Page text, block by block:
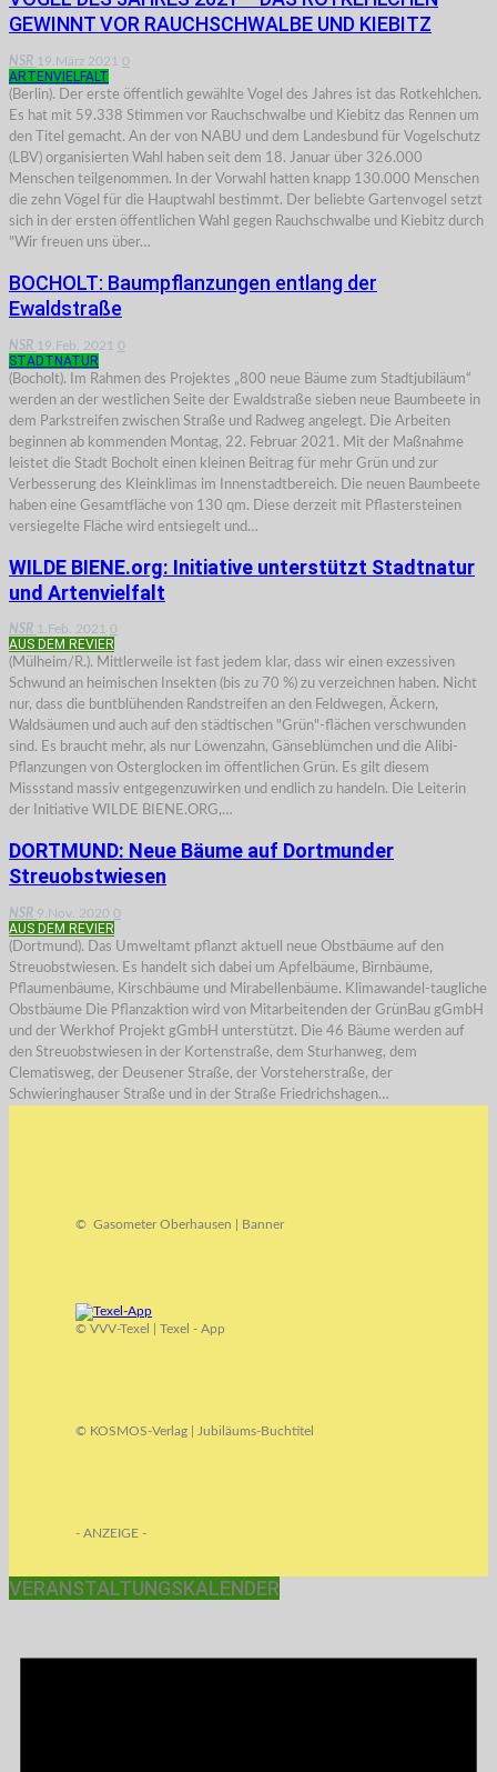
GEWINNT VOR RAUCHSCHWALBE UND KIEBITZ
NSR 19.März 2021 0
ARTENVIELFALT
(Berlin). Der erste öffentlich gewählte Vogel des Jahres ist das Rotkehlchen.
Es hat mit 59.338 Stimmen vor Rauchschwalbe und Kiebitz das Rennen um
den Titel gemacht. An der von NABU und dem Landesbund für Vogelschutz
(LBV) organisierten Wahl haben seit dem 18. Januar über 326.000
Menschen teilgenommen. In der Vorwahl hatten knapp 130.000 Menschen
die zehn Vögel für die Hauptwahl bestimmt. Der beliebte Gartenvogel setzt
sich in der ersten öffentlichen Wahl gegen Rauchschwalbe und Kiebitz durch
"Wir freuen uns über…
BOCHOLT: Baumpflanzungen entlang der
Ewaldstraße
NSR 19.Feb. 2021 0
STADTNATUR
(Bocholt). Im Rahmen des Projektes „800 neue Bäume zum Stadtjubiläum“
werden an der westlichen Seite der Ewaldstraße sieben neue Baumbeete in
dem Parkstreifen zwischen Straße und Radweg angelegt. Die Arbeiten
beginnen ab kommenden Montag, 22. Februar 2021. Mit der Maßnahme
leistet die Stadt Bocholt einen kleinen Beitrag für mehr Grün und zur
Verbesserung des Kleinklimas im Innenstadtbereich. Die neuen Baumbeete
haben eine Gesamtfläche von 130 qm. Diese derzeit mit Pflastersteinen
versiegelte Fläche wird entsiegelt und…
WILDE BIENE.org: Initiative unterstützt Stadtnatur
und Artenvielfalt
NSR 1.Feb. 2021 0
AUS DEM REVIER
(Mülheim/R.). Mittlerweile ist fast jedem klar, dass wir einen exzessiven
Schwund an heimischen Insekten (bis zu 70 %) zu verzeichnen haben. Nicht
nur, dass die buntblühenden Randstreifen an den Feldwegen, Äckern,
Waldsäumen und auch auf den städtischen "Grün"-flächen verschwunden
sind. Es braucht mehr, als nur Löwenzahn, Gänseblümchen und die Alibi-
Pflanzungen von Osterglocken im öffentlichen Grün. Es gilt diesem
Missstand massiv entgegenzuwirken und endlich zu handeln. Die Leiterin
der Initiative WILDE BIENE.ORG,…
DORTMUND: Neue Bäume auf Dortmunder
Streuobstwiesen
NSR 9.Nov. 2020 0
AUS DEM REVIER
(Dortmund). Das Umweltamt pflanzt aktuell neue Obstbäume auf den
Streuobstwiesen. Es handelt sich dabei um Apfelbäume, Birnbäume,
Pflaumenbäume, Kirschbäume und Mirabellenbäume. Klimawandel-taugliche
Obstbäume Die Pflanzaktion wird von Mitarbeitenden der GrünBau gGmbH
und der Werkhof Projekt gGmbH unterstützt. Die 46 Bäume werden auf
den Streuobstwiesen in der Kortenstraße, dem Sturhanweg, dem
Clematisweg, der Deusener Straße, der Vorsteherstraße, der
Schwieringhauser Straße und in der Straße Friedrichshagen…
© Gasometer Oberhausen | Banner
© VVV-Texel | Texel - App
© KOSMOS-Verlag | Jubiläums-Buchtitel
- ANZEIGE -
VERANSTALTUNGSKALENDER